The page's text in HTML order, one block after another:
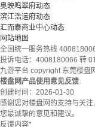
奥映鸣翠府动态
滨江浩运府动态
汇而泰商业中心动态
网站地图
全国统一服务热线
投诉电话：4008180066 转
九游平台 copyright 东莞楼盘
楼盘网产品使用意见反馈
创建时间： 2026-01-30
感谢您对楼盘网的支持与关
您最诚挚的意见和建议。
反馈内容*